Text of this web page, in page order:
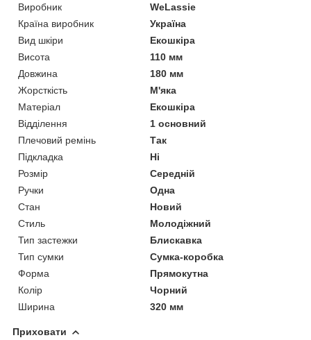
Виробник
WeLassie
Країна виробник
Україна
Вид шкіри
Екошкіра
Висота
110 мм
Довжина
180 мм
Жорсткість
М'яка
Матеріал
Екошкіра
Відділення
1 основний
Плечовий ремінь
Так
Підкладка
Ні
Розмір
Середній
Ручки
Одна
Стан
Новий
Стиль
Молодіжний
Тип застежки
Блискавка
Тип сумки
Сумка-коробка
Форма
Прямокутна
Колір
Чорний
Ширина
320 мм
Приховати